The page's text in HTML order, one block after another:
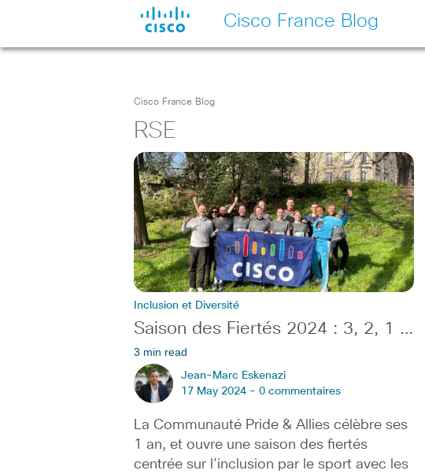
Cisco France Blog
Cisco France Blog
RSE
Inclusion et Diversité
Saison des Fiertés 2024 : 3, 2, 1 …
3 min read
Jean-Marc Eskenazi
17 May 2024 - 0 commentaires
La Communauté Pride & Allies célèbre ses
1 an, et ouvre une saison des fiertés
centrée sur l’inclusion par le sport avec les